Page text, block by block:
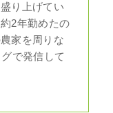
り上げてい
2年勤めたの
家を周りな
で発信して